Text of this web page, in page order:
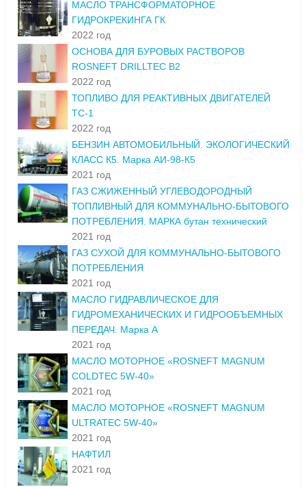
МАСЛО ТРАНСФОРМАТОРНОЕ
ГИДРОКРЕКИНГА ГК
2022 год
ОСНОВА ДЛЯ БУРОВЫХ РАСТВОРОВ
ROSNEFT DRILLTEC B2
2022 год
ТОПЛИВО ДЛЯ РЕАКТИВНЫХ ДВИГАТЕЛЕЙ
ТС-1
2022 год
БЕНЗИН АВТОМОБИЛЬНЫЙ. ЭКОЛОГИЧЕСКИЙ
КЛАСС К5. Марка АИ-98-К5
2021 год
ГАЗ СЖИЖЕННЫЙ УГЛЕВОДОРОДНЫЙ
ТОПЛИВНЫЙ ДЛЯ КОММУНАЛЬНО-БЫТОВОГО
ПОТРЕБЛЕНИЯ. МАРКА бутан технический
2021 год
ГАЗ СУХОЙ ДЛЯ КОММУНАЛЬНО-БЫТОВОГО
ПОТРЕБЛЕНИЯ
2021 год
МАСЛО ГИДРАВЛИЧЕСКОЕ ДЛЯ
ГИДРОМЕХАНИЧЕСКИХ И ГИДРООБЪЕМНЫХ
ПЕРЕДАЧ. Марка А
2021 год
МАСЛО МОТОРНОЕ «ROSNEFT MAGNUM
COLDTEC 5W-40»
2021 год
МАСЛО МОТОРНОЕ «ROSNEFT MAGNUM
ULTRATEC 5W-40»
2021 год
НАФТИЛ
2021 год